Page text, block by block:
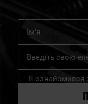
Підпишіться
нашу
розсилку
Я ознайомився